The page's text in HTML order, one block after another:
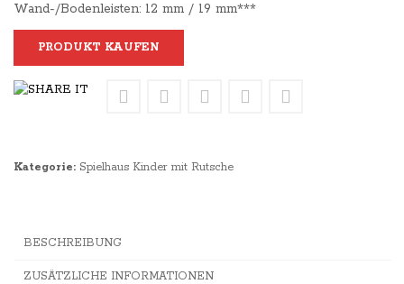
Wand-/Bodenleisten: 12 mm / 19 mm***
PRODUKT KAUFEN
Kategorie: Spielhaus Kinder mit Rutsche
BESCHREIBUNG
ZUSÄTZLICHE INFORMATIONEN